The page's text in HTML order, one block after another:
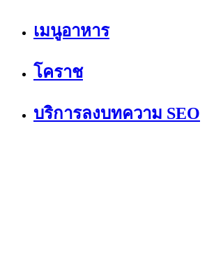
เมนูอาหาร
โคราช
บริการลงบทความ SEO